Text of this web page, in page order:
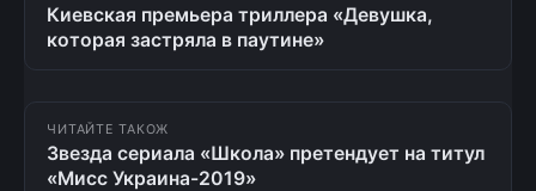
Киевская премьера триллера «Девушка,
которая застряла в паутине»
ЧИТАЙТЕ ТАКОЖ
Звезда сериала «Школа» претендует на титул
«Мисс Украина-2019»